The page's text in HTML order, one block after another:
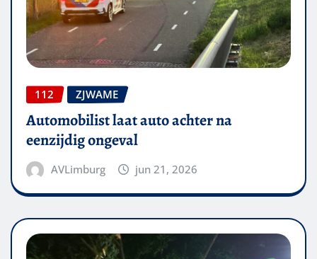
112 ZJWAME
Automobilist laat auto achter na
eenzijdig ongeval
AVLimburg jun 21, 2026